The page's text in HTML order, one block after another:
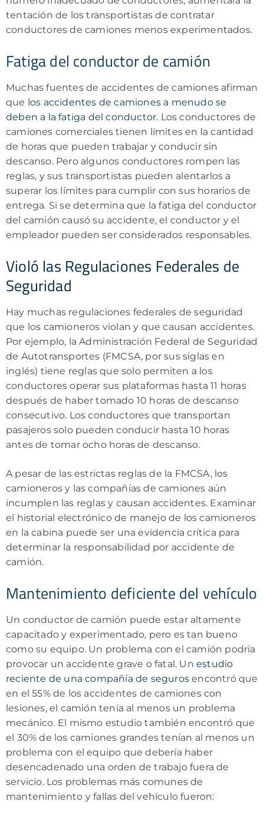
tentación de los transportistas de contratar
conductores de camiones menos experimentados.
Fatiga del conductor de camión
Muchas fuentes de accidentes de camiones afirman
que los accidentes de camiones a menudo se
deben a la fatiga del conductor. Los conductores de
camiones comerciales tienen límites en la cantidad
de horas que pueden trabajar y conducir sin
descanso. Pero algunos conductores rompen las
reglas, y sus transportistas pueden alentarlos a
superar los límites para cumplir con sus horarios de
entrega. Si se determina que la fatiga del conductor
del camión causó su accidente, el conductor y el
empleador pueden ser considerados responsables.
Violó las Regulaciones Federales de
Seguridad
Hay muchas regulaciones federales de seguridad
que los camioneros violan y que causan accidentes.
Por ejemplo, la Administración Federal de Seguridad
de Autotransportes (FMCSA, por sus siglas en
inglés) tiene reglas que solo permiten a los
conductores operar sus plataformas hasta 11 horas
después de haber tomado 10 horas de descanso
consecutivo. Los conductores que transportan
pasajeros solo pueden conducir hasta 10 horas
antes de tomar ocho horas de descanso.
A pesar de las estrictas reglas de la FMCSA, los
camioneros y las compañías de camiones aún
incumplen las reglas y causan accidentes. Examinar
el historial electrónico de manejo de los camioneros
en la cabina puede ser una evidencia crítica para
determinar la responsabilidad por accidente de
camión.
Mantenimiento deficiente del vehículo
Un conductor de camión puede estar altamente
capacitado y experimentado, pero es tan bueno
como su equipo. Un problema con el camión podría
provocar un accidente grave o fatal. Unestudio
reciente de una compañía de seguros encontró que
en el 55% de los accidentes de camiones con
lesiones, el camión tenía al menos un problema
mecánico. El mismo estudio también encontró que
el 30% de los camiones grandes tenían al menos un
problema con el equipo que debería haber
desencadenado una orden de trabajo fuera de
servicio. Los problemas más comunes de
mantenimiento y fallas del vehículo fueron: